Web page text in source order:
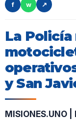
f
w ↗
La
y San
MISIONES.UNO